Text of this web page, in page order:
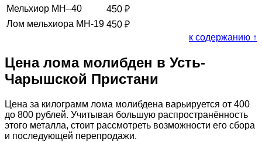
Мельхиор МН–40
450 ₽
Лом мельхиора МН-19 450 ₽
к содержанию ↑
Цена лома молибден в Усть-
Чарышской Пристани
Цена за килограмм лома молибдена варьируется от 400
до 800 рублей. Учитывая большую распространённость
этого металла, стоит рассмотреть возможности его сбора
и последующей перепродажи.